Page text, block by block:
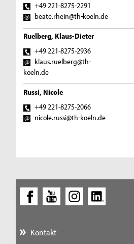
+49 221-8275-2291
beate.rhein@th-koeln.de
Ruelberg, Klaus-Dieter
+49 221-8275-2936
klaus.ruelberg@th-
koeln.de
Russi, Nicole
+49 221-8275-2066
nicole.russi@th-koeln.de
Kontakt